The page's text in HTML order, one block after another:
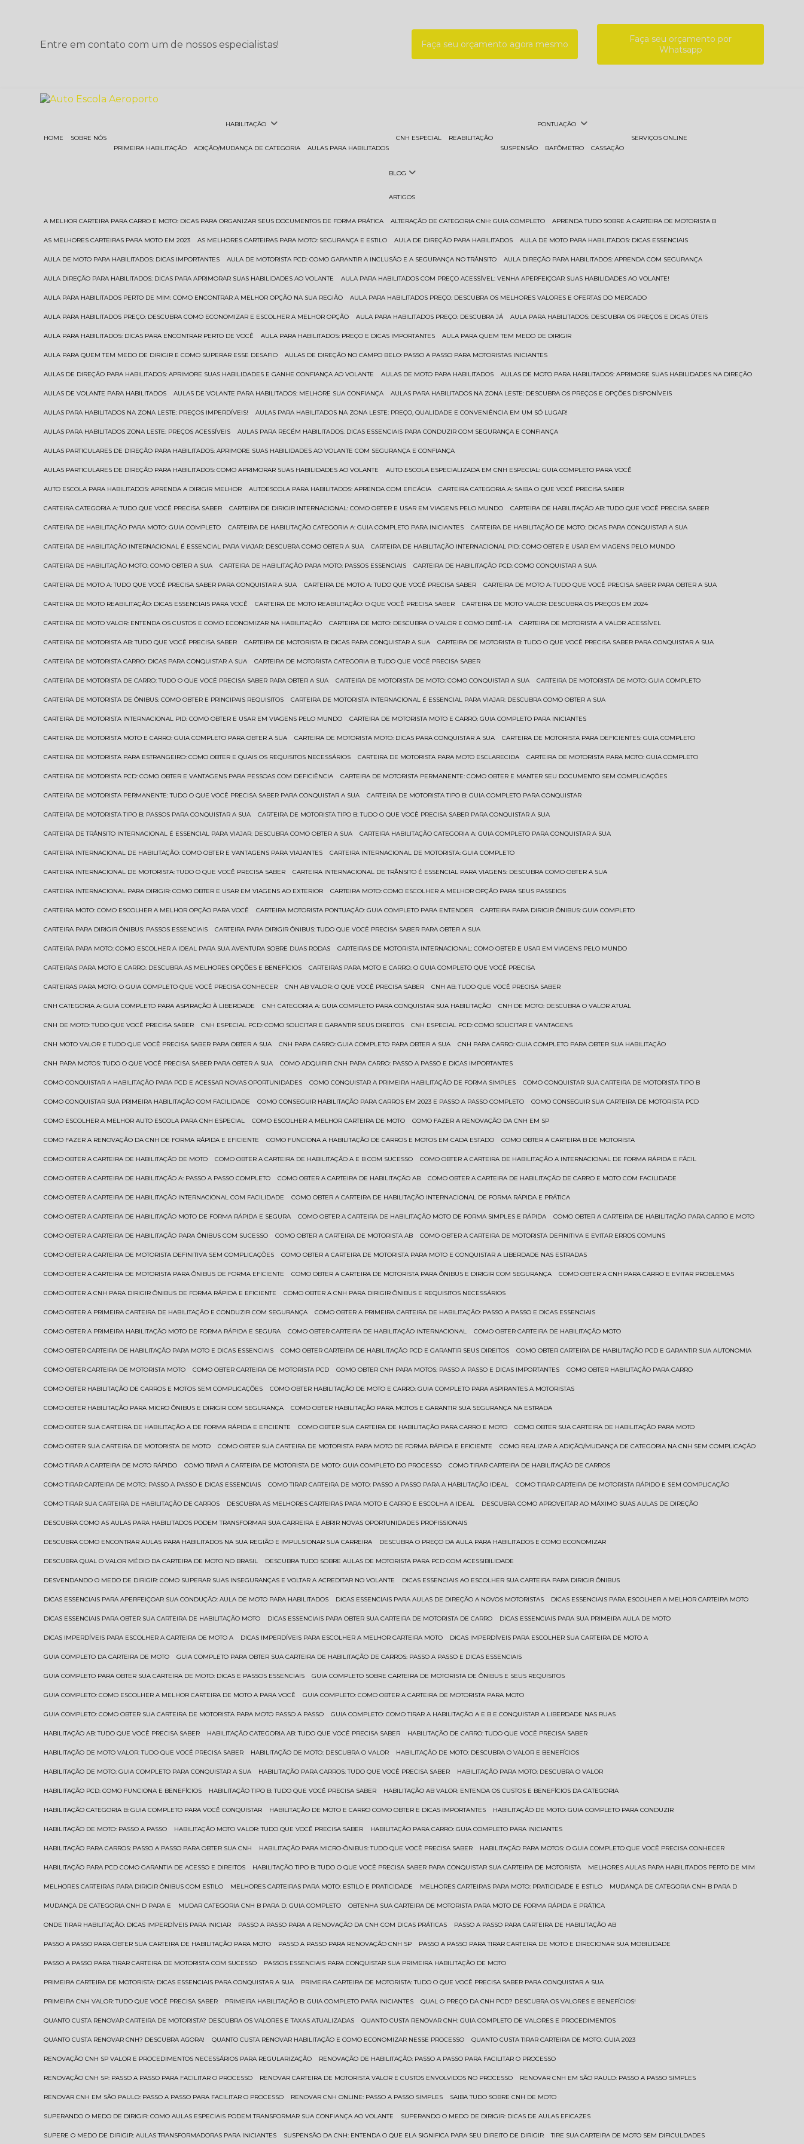
Entre em contato com um de nossos especialistas! Faça seu orçamento agora mesmo
Faça seu orçamento por
Whatsapp
HOME SOBRE NÓS
HABILITAÇÃO
PRIMEIRA HABILITAÇÃO ADIÇÃO/MUDANÇA DE CATEGORIA AULAS PARA HABILITADOS
CNH ESPECIAL REABILITAÇÃO
PONTUAÇÃO
SUSPENSÃO BAFÔMETRO CASSAÇÃO
SERVIÇOS ONLINE
BLOG
ARTIGOS
A MELHOR CARTEIRA PARA CARRO E MOTO: DICAS PARA ORGANIZAR SEUS DOCUMENTOS DE FORMA PRÁTICA ALTERAÇÃO DE CATEGORIA CNH: GUIA COMPLETO APRENDA TUDO SOBRE A CARTEIRA DE MOTORISTA B
AS MELHORES CARTEIRAS PARA MOTO EM 2023 AS MELHORES CARTEIRAS PARA MOTO: SEGURANÇA E ESTILO AULA DE DIREÇÃO PARA HABILITADOS AULA DE MOTO PARA HABILITADOS: DICAS ESSENCIAIS
AULA DE MOTO PARA HABILITADOS: DICAS IMPORTANTES AULA DE MOTORISTA PCD: COMO GARANTIR A INCLUSÃO E A SEGURANÇA NO TRÂNSITO AULA DIREÇÃO PARA HABILITADOS: APRENDA COM SEGURANÇA
AULA DIREÇÃO PARA HABILITADOS: DICAS PARA APRIMORAR SUAS HABILIDADES AO VOLANTE AULA PARA HABILITADOS COM PREÇO ACESSÍVEL: VENHA APERFEIÇOAR SUAS HABILIDADES AO VOLANTE!
AULA PARA HABILITADOS PERTO DE MIM: COMO ENCONTRAR A MELHOR OPÇÃO NA SUA REGIÃO AULA PARA HABILITADOS PREÇO: DESCUBRA OS MELHORES VALORES E OFERTAS DO MERCADO
AULA PARA HABILITADOS PREÇO: DESCUBRA COMO ECONOMIZAR E ESCOLHER A MELHOR OPÇÃO AULA PARA HABILITADOS PREÇO: DESCUBRA JÁ AULA PARA HABILITADOS: DESCUBRA OS PREÇOS E DICAS ÚTEIS
AULA PARA HABILITADOS: DICAS PARA ENCONTRAR PERTO DE VOCÊ AULA PARA HABILITADOS: PREÇO E DICAS IMPORTANTES AULA PARA QUEM TEM MEDO DE DIRIGIR
AULA PARA QUEM TEM MEDO DE DIRIGIR E COMO SUPERAR ESSE DESAFIO AULAS DE DIREÇÃO NO CAMPO BELO: PASSO A PASSO PARA MOTORISTAS INICIANTES
AULAS DE DIREÇÃO PARA HABILITADOS: APRIMORE SUAS HABILIDADES E GANHE CONFIANÇA AO VOLANTE AULAS DE MOTO PARA HABILITADOS AULAS DE MOTO PARA HABILITADOS: APRIMORE SUAS HABILIDADES NA DIREÇÃO
AULAS DE VOLANTE PARA HABILITADOS AULAS DE VOLANTE PARA HABILITADOS: MELHORE SUA CONFIANÇA AULAS PARA HABILITADOS NA ZONA LESTE: DESCUBRA OS PREÇOS E OPÇÕES DISPONÍVEIS
AULAS PARA HABILITADOS NA ZONA LESTE: PREÇOS IMPERDÍVEIS! AULAS PARA HABILITADOS NA ZONA LESTE: PREÇO, QUALIDADE E CONVENIÊNCIA EM UM SÓ LUGAR!
AULAS PARA HABILITADOS ZONA LESTE: PREÇOS ACESSÍVEIS AULAS PARA RECÉM HABILITADOS: DICAS ESSENCIAIS PARA CONDUZIR COM SEGURANÇA E CONFIANÇA
AULAS PARTICULARES DE DIREÇÃO PARA HABILITADOS: APRIMORE SUAS HABILIDADES AO VOLANTE COM SEGURANÇA E CONFIANÇA
AULAS PARTICULARES DE DIREÇÃO PARA HABILITADOS: COMO APRIMORAR SUAS HABILIDADES AO VOLANTE AUTO ESCOLA ESPECIALIZADA EM CNH ESPECIAL: GUIA COMPLETO PARA VOCÊ
AUTO ESCOLA PARA HABILITADOS: APRENDA A DIRIGIR MELHOR AUTOESCOLA PARA HABILITADOS: APRENDA COM EFICÁCIA CARTEIRA CATEGORIA A: SAIBA O QUE VOCÊ PRECISA SABER
CARTEIRA CATEGORIA A: TUDO QUE VOCÊ PRECISA SABER CARTEIRA DE DIRIGIR INTERNACIONAL: COMO OBTER E USAR EM VIAGENS PELO MUNDO CARTEIRA DE HABILITAÇÃO AB: TUDO QUE VOCÊ PRECISA SABER
CARTEIRA DE HABILITAÇÃO PARA MOTO: GUIA COMPLETO CARTEIRA DE HABILITAÇÃO CATEGORIA A: GUIA COMPLETO PARA INICIANTES CARTEIRA DE HABILITAÇÃO DE MOTO: DICAS PARA CONQUISTAR A SUA
CARTEIRA DE HABILITAÇÃO INTERNACIONAL É ESSENCIAL PARA VIAJAR: DESCUBRA COMO OBTER A SUA CARTEIRA DE HABILITAÇÃO INTERNACIONAL PID: COMO OBTER E USAR EM VIAGENS PELO MUNDO
CARTEIRA DE HABILITAÇÃO MOTO: COMO OBTER A SUA CARTEIRA DE HABILITAÇÃO PARA MOTO: PASSOS ESSENCIAIS CARTEIRA DE HABILITAÇÃO PCD: COMO CONQUISTAR A SUA
CARTEIRA DE MOTO A: TUDO QUE VOCÊ PRECISA SABER PARA CONQUISTAR A SUA CARTEIRA DE MOTO A: TUDO QUE VOCÊ PRECISA SABER CARTEIRA DE MOTO A: TUDO QUE VOCÊ PRECISA SABER PARA OBTER A SUA
CARTEIRA DE MOTO REABILITAÇÃO: DICAS ESSENCIAIS PARA VOCÊ CARTEIRA DE MOTO REABILITAÇÃO: O QUE VOCÊ PRECISA SABER CARTEIRA DE MOTO VALOR: DESCUBRA OS PREÇOS EM 2024
CARTEIRA DE MOTO VALOR: ENTENDA OS CUSTOS E COMO ECONOMIZAR NA HABILITAÇÃO CARTEIRA DE MOTO: DESCUBRA O VALOR E COMO OBTÊ-LA CARTEIRA DE MOTORISTA A VALOR ACESSÍVEL
CARTEIRA DE MOTORISTA AB: TUDO QUE VOCÊ PRECISA SABER CARTEIRA DE MOTORISTA B: DICAS PARA CONQUISTAR A SUA CARTEIRA DE MOTORISTA B: TUDO O QUE VOCÊ PRECISA SABER PARA CONQUISTAR A SUA
CARTEIRA DE MOTORISTA CARRO: DICAS PARA CONQUISTAR A SUA CARTEIRA DE MOTORISTA CATEGORIA B: TUDO QUE VOCÊ PRECISA SABER
CARTEIRA DE MOTORISTA DE CARRO: TUDO O QUE VOCÊ PRECISA SABER PARA OBTER A SUA CARTEIRA DE MOTORISTA DE MOTO: COMO CONQUISTAR A SUA CARTEIRA DE MOTORISTA DE MOTO: GUIA COMPLETO
CARTEIRA DE MOTORISTA DE ÔNIBUS: COMO OBTER E PRINCIPAIS REQUISITOS CARTEIRA DE MOTORISTA INTERNACIONAL É ESSENCIAL PARA VIAJAR: DESCUBRA COMO OBTER A SUA
CARTEIRA DE MOTORISTA INTERNACIONAL PID: COMO OBTER E USAR EM VIAGENS PELO MUNDO CARTEIRA DE MOTORISTA MOTO E CARRO: GUIA COMPLETO PARA INICIANTES
CARTEIRA DE MOTORISTA MOTO E CARRO: GUIA COMPLETO PARA OBTER A SUA CARTEIRA DE MOTORISTA MOTO: DICAS PARA CONQUISTAR A SUA CARTEIRA DE MOTORISTA PARA DEFICIENTES: GUIA COMPLETO
CARTEIRA DE MOTORISTA PARA ESTRANGEIRO: COMO OBTER E QUAIS OS REQUISITOS NECESSÁRIOS CARTEIRA DE MOTORISTA PARA MOTO ESCLARECIDA CARTEIRA DE MOTORISTA PARA MOTO: GUIA COMPLETO
CARTEIRA DE MOTORISTA PCD: COMO OBTER E VANTAGENS PARA PESSOAS COM DEFICIÊNCIA CARTEIRA DE MOTORISTA PERMANENTE: COMO OBTER E MANTER SEU DOCUMENTO SEM COMPLICAÇÕES
CARTEIRA DE MOTORISTA PERMANENTE: TUDO O QUE VOCÊ PRECISA SABER PARA CONQUISTAR A SUA CARTEIRA DE MOTORISTA TIPO B: GUIA COMPLETO PARA CONQUISTAR
CARTEIRA DE MOTORISTA TIPO B: PASSOS PARA CONQUISTAR A SUA CARTEIRA DE MOTORISTA TIPO B: TUDO O QUE VOCÊ PRECISA SABER PARA CONQUISTAR A SUA
CARTEIRA DE TRÂNSITO INTERNACIONAL É ESSENCIAL PARA VIAJAR: DESCUBRA COMO OBTER A SUA CARTEIRA HABILITAÇÃO CATEGORIA A: GUIA COMPLETO PARA CONQUISTAR A SUA
CARTEIRA INTERNACIONAL DE HABILITAÇÃO: COMO OBTER E VANTAGENS PARA VIAJANTES CARTEIRA INTERNACIONAL DE MOTORISTA: GUIA COMPLETO
CARTEIRA INTERNACIONAL DE MOTORISTA: TUDO O QUE VOCÊ PRECISA SABER CARTEIRA INTERNACIONAL DE TRÂNSITO É ESSENCIAL PARA VIAGENS: DESCUBRA COMO OBTER A SUA
CARTEIRA INTERNACIONAL PARA DIRIGIR: COMO OBTER E USAR EM VIAGENS AO EXTERIOR CARTEIRA MOTO: COMO ESCOLHER A MELHOR OPÇÃO PARA SEUS PASSEIOS
CARTEIRA MOTO: COMO ESCOLHER A MELHOR OPÇÃO PARA VOCÊ CARTEIRA MOTORISTA PONTUAÇÃO: GUIA COMPLETO PARA ENTENDER CARTEIRA PARA DIRIGIR ÔNIBUS: GUIA COMPLETO
CARTEIRA PARA DIRIGIR ÔNIBUS: PASSOS ESSENCIAIS CARTEIRA PARA DIRIGIR ÔNIBUS: TUDO QUE VOCÊ PRECISA SABER PARA OBTER A SUA
CARTEIRA PARA MOTO: COMO ESCOLHER A IDEAL PARA SUA AVENTURA SOBRE DUAS RODAS CARTEIRAS DE MOTORISTA INTERNACIONAL: COMO OBTER E USAR EM VIAGENS PELO MUNDO
CARTEIRAS PARA MOTO E CARRO: DESCUBRA AS MELHORES OPÇÕES E BENEFÍCIOS CARTEIRAS PARA MOTO E CARRO: O GUIA COMPLETO QUE VOCÊ PRECISA
CARTEIRAS PARA MOTO: O GUIA COMPLETO QUE VOCÊ PRECISA CONHECER CNH AB VALOR: O QUE VOCÊ PRECISA SABER CNH AB: TUDO QUE VOCÊ PRECISA SABER
CNH CATEGORIA A: GUIA COMPLETO PARA ASPIRAÇÃO À LIBERDADE CNH CATEGORIA A: GUIA COMPLETO PARA CONQUISTAR SUA HABILITAÇÃO CNH DE MOTO: DESCUBRA O VALOR ATUAL
CNH DE MOTO: TUDO QUE VOCÊ PRECISA SABER CNH ESPECIAL PCD: COMO SOLICITAR E GARANTIR SEUS DIREITOS CNH ESPECIAL PCD: COMO SOLICITAR E VANTAGENS
CNH MOTO VALOR E TUDO QUE VOCÊ PRECISA SABER PARA OBTER A SUA CNH PARA CARRO: GUIA COMPLETO PARA OBTER A SUA CNH PARA CARRO: GUIA COMPLETO PARA OBTER SUA HABILITAÇÃO
CNH PARA MOTOS: TUDO O QUE VOCÊ PRECISA SABER PARA OBTER A SUA COMO ADQUIRIR CNH PARA CARRO: PASSO A PASSO E DICAS IMPORTANTES
COMO CONQUISTAR A HABILITAÇÃO PARA PCD E ACESSAR NOVAS OPORTUNIDADES COMO CONQUISTAR A PRIMEIRA HABILITAÇÃO DE FORMA SIMPLES COMO CONQUISTAR SUA CARTEIRA DE MOTORISTA TIPO B
COMO CONQUISTAR SUA PRIMEIRA HABILITAÇÃO COM FACILIDADE COMO CONSEGUIR HABILITAÇÃO PARA CARROS EM 2023 E PASSO A PASSO COMPLETO COMO CONSEGUIR SUA CARTEIRA DE MOTORISTA PCD
COMO ESCOLHER A MELHOR AUTO ESCOLA PARA CNH ESPECIAL COMO ESCOLHER A MELHOR CARTEIRA DE MOTO COMO FAZER A RENOVAÇÃO DA CNH EM SP
COMO FAZER A RENOVAÇÃO DA CNH DE FORMA RÁPIDA E EFICIENTE COMO FUNCIONA A HABILITAÇÃO DE CARROS E MOTOS EM CADA ESTADO COMO OBTER A CARTEIRA B DE MOTORISTA
COMO OBTER A CARTEIRA DE HABILITAÇÃO DE MOTO COMO OBTER A CARTEIRA DE HABILITAÇÃO A E B COM SUCESSO COMO OBTER A CARTEIRA DE HABILITAÇÃO A INTERNACIONAL DE FORMA RÁPIDA E FÁCIL
COMO OBTER A CARTEIRA DE HABILITAÇÃO A: PASSO A PASSO COMPLETO COMO OBTER A CARTEIRA DE HABILITAÇÃO AB COMO OBTER A CARTEIRA DE HABILITAÇÃO DE CARRO E MOTO COM FACILIDADE
COMO OBTER A CARTEIRA DE HABILITAÇÃO INTERNACIONAL COM FACILIDADE COMO OBTER A CARTEIRA DE HABILITAÇÃO INTERNACIONAL DE FORMA RÁPIDA E PRÁTICA
COMO OBTER A CARTEIRA DE HABILITAÇÃO MOTO DE FORMA RÁPIDA E SEGURA COMO OBTER A CARTEIRA DE HABILITAÇÃO MOTO DE FORMA SIMPLES E RÁPIDA COMO OBTER A CARTEIRA DE HABILITAÇÃO PARA CARRO E MOTO
COMO OBTER A CARTEIRA DE HABILITAÇÃO PARA ÔNIBUS COM SUCESSO COMO OBTER A CARTEIRA DE MOTORISTA AB COMO OBTER A CARTEIRA DE MOTORISTA DEFINITIVA E EVITAR ERROS COMUNS
COMO OBTER A CARTEIRA DE MOTORISTA DEFINITIVA SEM COMPLICAÇÕES COMO OBTER A CARTEIRA DE MOTORISTA PARA MOTO E CONQUISTAR A LIBERDADE NAS ESTRADAS
COMO OBTER A CARTEIRA DE MOTORISTA PARA ÔNIBUS DE FORMA EFICIENTE COMO OBTER A CARTEIRA DE MOTORISTA PARA ÔNIBUS E DIRIGIR COM SEGURANÇA COMO OBTER A CNH PARA CARRO E EVITAR PROBLEMAS
COMO OBTER A CNH PARA DIRIGIR ÔNIBUS DE FORMA RÁPIDA E EFICIENTE COMO OBTER A CNH PARA DIRIGIR ÔNIBUS E REQUISITOS NECESSÁRIOS
COMO OBTER A PRIMEIRA CARTEIRA DE HABILITAÇÃO E CONDUZIR COM SEGURANÇA COMO OBTER A PRIMEIRA CARTEIRA DE HABILITAÇÃO: PASSO A PASSO E DICAS ESSENCIAIS
COMO OBTER A PRIMEIRA HABILITAÇÃO MOTO DE FORMA RÁPIDA E SEGURA COMO OBTER CARTEIRA DE HABILITAÇÃO INTERNACIONAL COMO OBTER CARTEIRA DE HABILITAÇÃO MOTO
COMO OBTER CARTEIRA DE HABILITAÇÃO PARA MOTO E DICAS ESSENCIAIS COMO OBTER CARTEIRA DE HABILITAÇÃO PCD E GARANTIR SEUS DIREITOS COMO OBTER CARTEIRA DE HABILITAÇÃO PCD E GARANTIR SUA AUTONOMIA
COMO OBTER CARTEIRA DE MOTORISTA MOTO COMO OBTER CARTEIRA DE MOTORISTA PCD COMO OBTER CNH PARA MOTOS: PASSO A PASSO E DICAS IMPORTANTES COMO OBTER HABILITAÇÃO PARA CARRO
COMO OBTER HABILITAÇÃO DE CARROS E MOTOS SEM COMPLICAÇÕES COMO OBTER HABILITAÇÃO DE MOTO E CARRO: GUIA COMPLETO PARA ASPIRANTES A MOTORISTAS
COMO OBTER HABILITAÇÃO PARA MICRO ÔNIBUS E DIRIGIR COM SEGURANÇA COMO OBTER HABILITAÇÃO PARA MOTOS E GARANTIR SUA SEGURANÇA NA ESTRADA
COMO OBTER SUA CARTEIRA DE HABILITAÇÃO A DE FORMA RÁPIDA E EFICIENTE COMO OBTER SUA CARTEIRA DE HABILITAÇÃO PARA CARRO E MOTO COMO OBTER SUA CARTEIRA DE HABILITAÇÃO PARA MOTO
COMO OBTER SUA CARTEIRA DE MOTORISTA DE MOTO COMO OBTER SUA CARTEIRA DE MOTORISTA PARA MOTO DE FORMA RÁPIDA E EFICIENTE COMO REALIZAR A ADIÇÃO/MUDANÇA DE CATEGORIA NA CNH SEM COMPLICAÇÃO
COMO TIRAR A CARTEIRA DE MOTO RÁPIDO COMO TIRAR A CARTEIRA DE MOTORISTA DE MOTO: GUIA COMPLETO DO PROCESSO COMO TIRAR CARTEIRA DE HABILITAÇÃO DE CARROS
COMO TIRAR CARTEIRA DE MOTO: PASSO A PASSO E DICAS ESSENCIAIS COMO TIRAR CARTEIRA DE MOTO: PASSO A PASSO PARA A HABILITAÇÃO IDEAL COMO TIRAR CARTEIRA DE MOTORISTA RÁPIDO E SEM COMPLICAÇÃO
COMO TIRAR SUA CARTEIRA DE HABILITAÇÃO DE CARROS DESCUBRA AS MELHORES CARTEIRAS PARA MOTO E CARRO E ESCOLHA A IDEAL DESCUBRA COMO APROVEITAR AO MÁXIMO SUAS AULAS DE DIREÇÃO
DESCUBRA COMO AS AULAS PARA HABILITADOS PODEM TRANSFORMAR SUA CARREIRA E ABRIR NOVAS OPORTUNIDADES PROFISSIONAIS
DESCUBRA COMO ENCONTRAR AULAS PARA HABILITADOS NA SUA REGIÃO E IMPULSIONAR SUA CARREIRA DESCUBRA O PREÇO DA AULA PARA HABILITADOS E COMO ECONOMIZAR
DESCUBRA QUAL O VALOR MÉDIO DA CARTEIRA DE MOTO NO BRASIL DESCUBRA TUDO SOBRE AULAS DE MOTORISTA PARA PCD COM ACESSIBILIDADE
DESVENDANDO O MEDO DE DIRIGIR: COMO SUPERAR SUAS INSEGURANÇAS E VOLTAR A ACREDITAR NO VOLANTE DICAS ESSENCIAIS AO ESCOLHER SUA CARTEIRA PARA DIRIGIR ÔNIBUS
DICAS ESSENCIAIS PARA APERFEIÇOAR SUA CONDUÇÃO: AULA DE MOTO PARA HABILITADOS DICAS ESSENCIAIS PARA AULAS DE DIREÇÃO A NOVOS MOTORISTAS DICAS ESSENCIAIS PARA ESCOLHER A MELHOR CARTEIRA MOTO
DICAS ESSENCIAIS PARA OBTER SUA CARTEIRA DE HABILITAÇÃO MOTO DICAS ESSENCIAIS PARA OBTER SUA CARTEIRA DE MOTORISTA DE CARRO DICAS ESSENCIAIS PARA SUA PRIMEIRA AULA DE MOTO
DICAS IMPERDÍVEIS PARA ESCOLHER A CARTEIRA DE MOTO A DICAS IMPERDÍVEIS PARA ESCOLHER A MELHOR CARTEIRA MOTO DICAS IMPERDÍVEIS PARA ESCOLHER SUA CARTEIRA DE MOTO A
GUIA COMPLETO DA CARTEIRA DE MOTO GUIA COMPLETO PARA OBTER SUA CARTEIRA DE HABILITAÇÃO DE CARROS: PASSO A PASSO E DICAS ESSENCIAIS
GUIA COMPLETO PARA OBTER SUA CARTEIRA DE MOTO: DICAS E PASSOS ESSENCIAIS GUIA COMPLETO SOBRE CARTEIRA DE MOTORISTA DE ÔNIBUS E SEUS REQUISITOS
GUIA COMPLETO: COMO ESCOLHER A MELHOR CARTEIRA DE MOTO A PARA VOCÊ GUIA COMPLETO: COMO OBTER A CARTEIRA DE MOTORISTA PARA MOTO
GUIA COMPLETO: COMO OBTER SUA CARTEIRA DE MOTORISTA PARA MOTO PASSO A PASSO GUIA COMPLETO: COMO TIRAR A HABILITAÇÃO A E B E CONQUISTAR A LIBERDADE NAS RUAS
HABILITAÇÃO AB: TUDO QUE VOCÊ PRECISA SABER HABILITAÇÃO CATEGORIA AB: TUDO QUE VOCÊ PRECISA SABER HABILITAÇÃO DE CARRO: TUDO QUE VOCÊ PRECISA SABER
HABILITAÇÃO DE MOTO VALOR: TUDO QUE VOCÊ PRECISA SABER HABILITAÇÃO DE MOTO: DESCUBRA O VALOR HABILITAÇÃO DE MOTO: DESCUBRA O VALOR E BENEFÍCIOS
HABILITAÇÃO DE MOTO: GUIA COMPLETO PARA CONQUISTAR A SUA HABILITAÇÃO PARA CARROS: TUDO QUE VOCÊ PRECISA SABER HABILITAÇÃO PARA MOTO: DESCUBRA O VALOR
HABILITAÇÃO PCD: COMO FUNCIONA E BENEFÍCIOS HABILITAÇÃO TIPO B: TUDO QUE VOCÊ PRECISA SABER HABILITAÇÃO AB VALOR: ENTENDA OS CUSTOS E BENEFÍCIOS DA CATEGORIA
HABILITAÇÃO CATEGORIA B: GUIA COMPLETO PARA VOCÊ CONQUISTAR HABILITAÇÃO DE MOTO E CARRO COMO OBTER E DICAS IMPORTANTES HABILITAÇÃO DE MOTO: GUIA COMPLETO PARA CONDUZIR
HABILITAÇÃO DE MOTO: PASSO A PASSO HABILITAÇÃO MOTO VALOR: TUDO QUE VOCÊ PRECISA SABER HABILITAÇÃO PARA CARRO: GUIA COMPLETO PARA INICIANTES
HABILITAÇÃO PARA CARROS: PASSO A PASSO PARA OBTER SUA CNH HABILITAÇÃO PARA MICRO-ÔNIBUS: TUDO QUE VOCÊ PRECISA SABER HABILITAÇÃO PARA MOTOS: O GUIA COMPLETO QUE VOCÊ PRECISA CONHECER
HABILITAÇÃO PARA PCD COMO GARANTIA DE ACESSO E DIREITOS HABILITAÇÃO TIPO B: TUDO O QUE VOCÊ PRECISA SABER PARA CONQUISTAR SUA CARTEIRA DE MOTORISTA MELHORES AULAS PARA HABILITADOS PERTO DE MIM
MELHORES CARTEIRAS PARA DIRIGIR ÔNIBUS COM ESTILO MELHORES CARTEIRAS PARA MOTO: ESTILO E PRATICIDADE MELHORES CARTEIRAS PARA MOTO: PRATICIDADE E ESTILO MUDANÇA DE CATEGORIA CNH B PARA D
MUDANÇA DE CATEGORIA CNH D PARA E MUDAR CATEGORIA CNH B PARA D: GUIA COMPLETO OBTENHA SUA CARTEIRA DE MOTORISTA PARA MOTO DE FORMA RÁPIDA E PRÁTICA
ONDE TIRAR HABILITAÇÃO: DICAS IMPERDÍVEIS PARA INICIAR PASSO A PASSO PARA A RENOVAÇÃO DA CNH COM DICAS PRÁTICAS PASSO A PASSO PARA CARTEIRA DE HABILITAÇÃO AB
PASSO A PASSO PARA OBTER SUA CARTEIRA DE HABILITAÇÃO PARA MOTO PASSO A PASSO PARA RENOVAÇÃO CNH SP PASSO A PASSO PARA TIRAR CARTEIRA DE MOTO E DIRECIONAR SUA MOBILIDADE
PASSO A PASSO PARA TIRAR CARTEIRA DE MOTORISTA COM SUCESSO PASSOS ESSENCIAIS PARA CONQUISTAR SUA PRIMEIRA HABILITAÇÃO DE MOTO
PRIMEIRA CARTEIRA DE MOTORISTA: DICAS ESSENCIAIS PARA CONQUISTAR A SUA PRIMEIRA CARTEIRA DE MOTORISTA: TUDO O QUE VOCÊ PRECISA SABER PARA CONQUISTAR A SUA
PRIMEIRA CNH VALOR: TUDO QUE VOCÊ PRECISA SABER PRIMEIRA HABILITAÇÃO B: GUIA COMPLETO PARA INICIANTES QUAL O PREÇO DA CNH PCD? DESCUBRA OS VALORES E BENEFÍCIOS!
QUANTO CUSTA RENOVAR CARTEIRA DE MOTORISTA? DESCUBRA OS VALORES E TAXAS ATUALIZADAS QUANTO CUSTA RENOVAR CNH: GUIA COMPLETO DE VALORES E PROCEDIMENTOS
QUANTO CUSTA RENOVAR CNH? DESCUBRA AGORA! QUANTO CUSTA RENOVAR HABILITAÇÃO E COMO ECONOMIZAR NESSE PROCESSO QUANTO CUSTA TIRAR CARTEIRA DE MOTO: GUIA 2023
RENOVAÇÃO CNH SP VALOR E PROCEDIMENTOS NECESSÁRIOS PARA REGULARIZAÇÃO RENOVAÇÃO DE HABILITAÇÃO: PASSO A PASSO PARA FACILITAR O PROCESSO
RENOVAÇÃO CNH SP: PASSO A PASSO PARA FACILITAR O PROCESSO RENOVAR CARTEIRA DE MOTORISTA VALOR E CUSTOS ENVOLVIDOS NO PROCESSO RENOVAR CNH EM SÃO PAULO: PASSO A PASSO SIMPLES
RENOVAR CNH EM SÃO PAULO: PASSO A PASSO PARA FACILITAR O PROCESSO RENOVAR CNH ONLINE: PASSO A PASSO SIMPLES SAIBA TUDO SOBRE CNH DE MOTO
SUPERANDO O MEDO DE DIRIGIR: COMO AULAS ESPECIAIS PODEM TRANSFORMAR SUA CONFIANÇA AO VOLANTE SUPERANDO O MEDO DE DIRIGIR: DICAS DE AULAS EFICAZES
SUPERE O MEDO DE DIRIGIR: AULAS TRANSFORMADORAS PARA INICIANTES SUSPENSÃO DA CNH: ENTENDA O QUE ELA SIGNIFICA PARA SEU DIREITO DE DIRIGIR TIRE SUA CARTEIRA DE MOTO SEM DIFICULDADES